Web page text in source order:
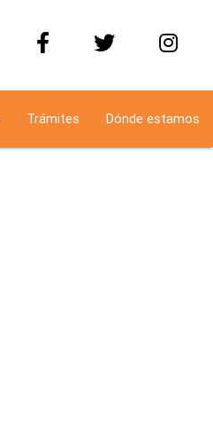
Trámites Dónde estamos